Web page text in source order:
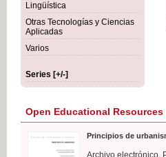
Lingüística
Otras Tecnologías y Ciencias
Aplicadas
Varios
Series [+/-]
Open Educational Resources
Principios de
Archivo electrónico.